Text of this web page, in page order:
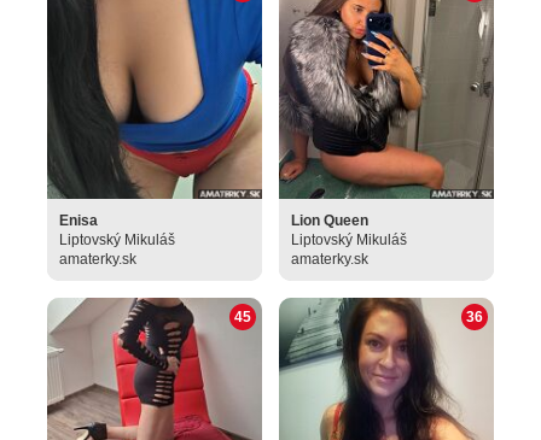
Enisa
Liptovský Mikuláš
amaterky.sk
Lion Queen
Liptovský Mikuláš
amaterky.sk
45 36